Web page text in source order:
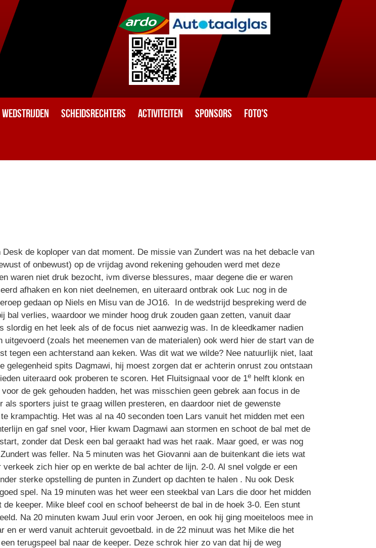
Wedstrijden Scheidsrechters Activiteiten Sponsors Foto's
de koploper van dat moment. De missie van Zundert was na het debacle van
of onbewust) op de vrijdag avond rekening gehouden werd met deze
waren niet druk bezocht, ivm diverse blessures, maar degene die er waren
afhaken en kon niet deelnemen, en uiteraard ontbrak ook Luc nog in de
gedaan op Niels en Misu van de JO16. In de wedstrijd bespreking werd de
verlies, waardoor we minder hoog druk zouden gaan zetten, vanuit daar
en het leek als of de focus niet aanwezig was. In de kleedkamer nadien
(zoals het meenemen van de materialen) ook werd hier de start van de
tegen een achterstand aan keken. Was dit wat we wilde? Nee natuurlijk niet, laat
spits Dagmawi, hij moest zorgen dat er achterin onrust zou ontstaan
uiteraard ook proberen te scoren. Het Fluitsignaal voor de 1e helft klonk en
de gek gehouden hadden, het was misschien geen gebrek aan focus in de
sporters juist te graag willen presteren, en daardoor niet de gewenste
krampachtig. Het was al na 40 seconden toen Lars vanuit het midden met een
en gaf snel voor, Hier kwam Dagmawi aan stormen en schoot de bal met de
zonder dat Desk een bal geraakt had was het raak. Maar goed, er was nog
was feller. Na 5 minuten was het Giovanni aan de buitenkant die iets wat
zich hier op en werkte de bal achter de lijn. 2-0. Al snel volgde er een
sterke opstelling de punten in Zundert op dachten te halen . Nu ook Desk
spel. Na 19 minuten was het weer een steekbal van Lars die door het midden
keeper. Mike bleef cool en schoof beheerst de bal in de hoek 3-0. Een stunt
Na 20 minuten kwam Juul erin voor Jeroen, en ook hij ging moeiteloos mee in
en er werd vanuit achteruit gevoetbald. in de 22 minuut was het Mike die het
terugspeel bal naar de keeper. Deze schrok hier zo van dat hij de weg